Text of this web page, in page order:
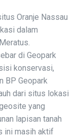
Oranje Nassau
dalam
di Geopark
konservasi,
BP Geopark
dari situs lokasi
yang
lapisan tanah
ini masih aktif